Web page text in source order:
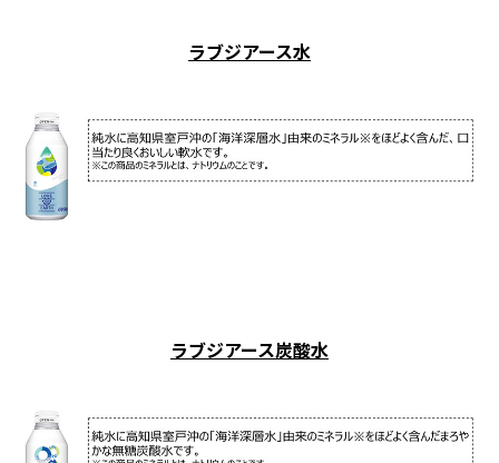
ラブジアース水
ラブジアース炭酸水